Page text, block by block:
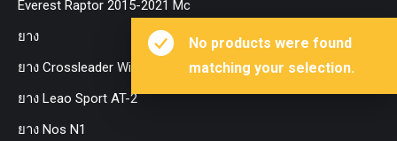
No products were found
matching your selection.
Everest Raptor 2015-2021 Mc
ยาง
ยาง Crossleader Wildtiger T01 Tires
ยาง Leao Sport AT-2
ยาง Nos N1